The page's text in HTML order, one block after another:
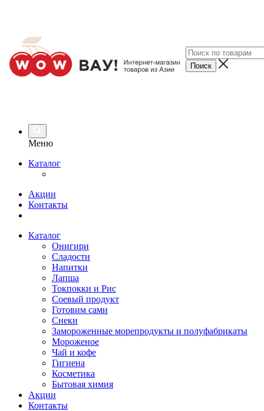
Меню
Каталог
Акции
Контакты
Каталог
Онигири
Сладости
Напитки
Лапша
Токпокки и Рис
Соевый продукт
Готовим сами
Снеки
Замороженные морепродукты и полуфабрикаты
Мороженое
Чай и кофе
Гигиена
Косметика
Бытовая химия
Акции
Контакты